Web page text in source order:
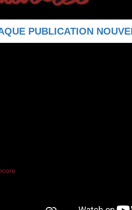
PUBLICATION